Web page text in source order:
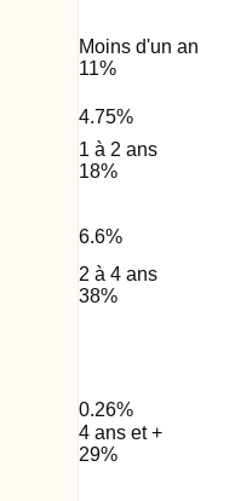
Moins d'un an
11%
4.75%
1 à 2 ans
18%
6.6%
2 à 4 ans
38%
0.26%
4 ans et +
29%